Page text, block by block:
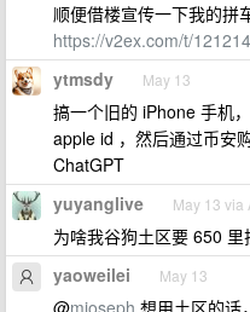
顺便借楼宣传一下我的拼
https://v2ex.com/t/
ytmsdy May 13
搞一个旧的 iPhone 手机
apple id ，然后通过币安
ChatGPT
yuyanglive May 13 via
为啥我谷狗土区要 650 里
yaoweilei May 13
@mjoseph 想用土区的话